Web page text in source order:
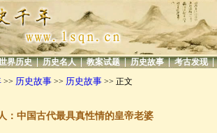
界历史 | 历史名人 | 教案试题 | 历史故事 | 考古发现 |
>> 历史故事 >> 历史故事 >> 正文
：中国古代最具真性情的皇帝老婆